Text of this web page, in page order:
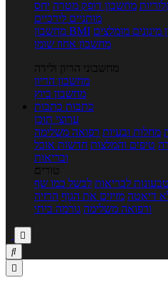
מחשבון דופק מטרה יחס
מותניים לירכיים
מחשבון BMI מינונים מומלצים
מחשבון אחוז שומן
מחשבוני הריון ולידה
מחשבון הריון
מחשבון ביוץ
כתבות כתבות
ערוצי תוכן
מחלות ובעיות רפואה משלימה
טיפים והמלצות חדשות אוכל
ובריאות
טורים
טבעונות לבריאות לבשל כמו שף
דיאטה מזיזים את הגוף הרזיה
ורפואה משלימה גורמה ביתי


